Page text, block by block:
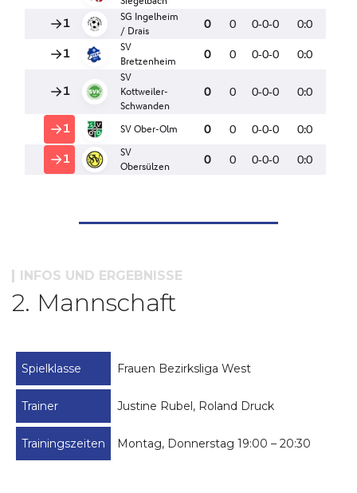
INFOS UND ERGEBNISSE
2. Mannschaft
Spielklasse Frauen Bezirksliga West
Trainer Justine Rubel, Roland Druck
Trainingszeiten Montag, Donnerstag 19:00 – 20:30